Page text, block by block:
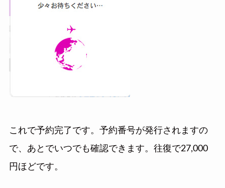
これで予約完了です。予約番号が発行されますの
で、あとでいつでも確認できます。往復で27,000
円ほどです。